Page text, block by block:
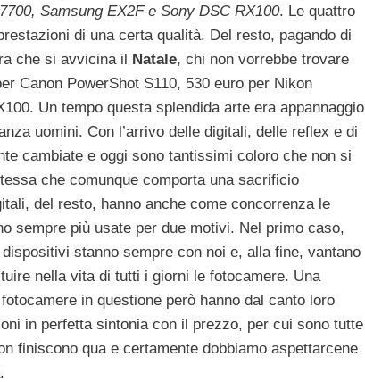
Samsung EX2F e Sony DSC RX100. Le quattro
di una certa qualità. Del resto, pagando di
che si avvicina il Natale, chi non vorrebbe trovare
Canon PowerShot S110, 530 euro per Nikon
Un tempo questa splendida arte era appannaggio
uomini. Con l’arrivo delle digitali, delle reflex e di
cambiate e oggi sono tantissimi coloro che non si
che comunque comporta una sacrificio
del resto, hanno anche come concorrenza le
sempre più usate per due motivi. Nel primo caso,
stanno sempre con noi e, alla fine, vantano
nella vita di tutti i giorni le fotocamere. Una
in questione però hanno dal canto loro
in perfetta sintonia con il prezzo, per cui sono tutte
finiscono qua e certamente dobbiamo aspettarcene